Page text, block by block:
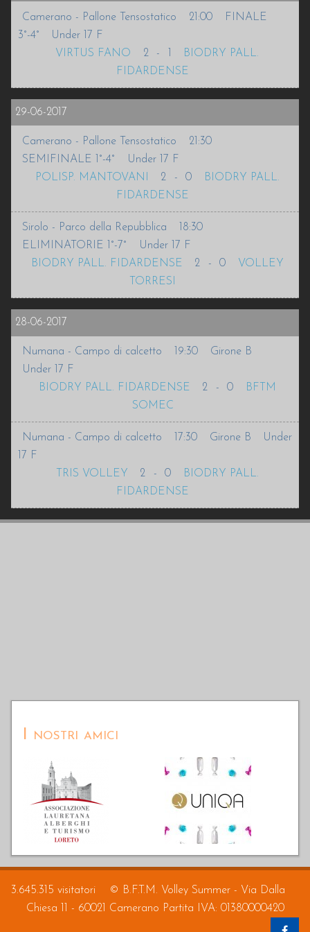
INFO
ACCEDI
Camerano - Pallone Tensostatico 21:00
FINALE
3°-4°
Under 17 F
VIRTUS FANO
2 -
BIODRY PALL.
FIDARDENSE
29-06-2017
Camerano - Pallone Tensostatico
21:30
SEMIFINALE 1°-4°
Under 17 F
POLISP. MANTOVANI
2 - 0
BIODRY PALL.
FIDARDENSE
Sirolo - Parco della Repubblica
18:30
ELIMINATORIE 1°-7°
Under 17 F
BIODRY PALL. FIDARDENSE
2 - 0
VOLLEY
TORRESI
28-06-2017
Numana - Campo di calcetto 19:30
Girone B
Under 17 F
BIODRY PALL. FIDARDENSE
2 - 0
BFTM
SOMEC
Numana - Campo di calcetto 17:30 Girone B
Under
17 F
TRIS VOLLEY
2 - 0
BIODRY PALL.
FIDARDENSE
I nostri amici
3.645.315 visitatori
© B.F.T.M. Volley Summer - Via Dalla
Chiesa 11 - 60021 Camerano Partita IVA: 01380000420